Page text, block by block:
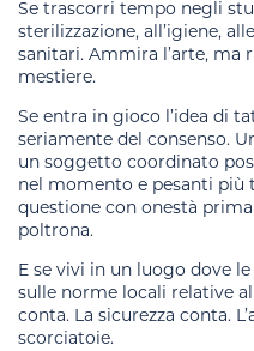
Se trascorri tempo negli
sterilizzazione, all’igiene,
sanitari. Ammira l’arte, ma
mestiere.
Se entra in gioco l’idea di
seriamente del consenso.
un soggetto coordinato
nel momento e pesanti più
questione con onestà
poltrona.
E se vivi in un luogo dove
sulle norme locali relative
conta. La sicurezza conta.
scorciatoie.